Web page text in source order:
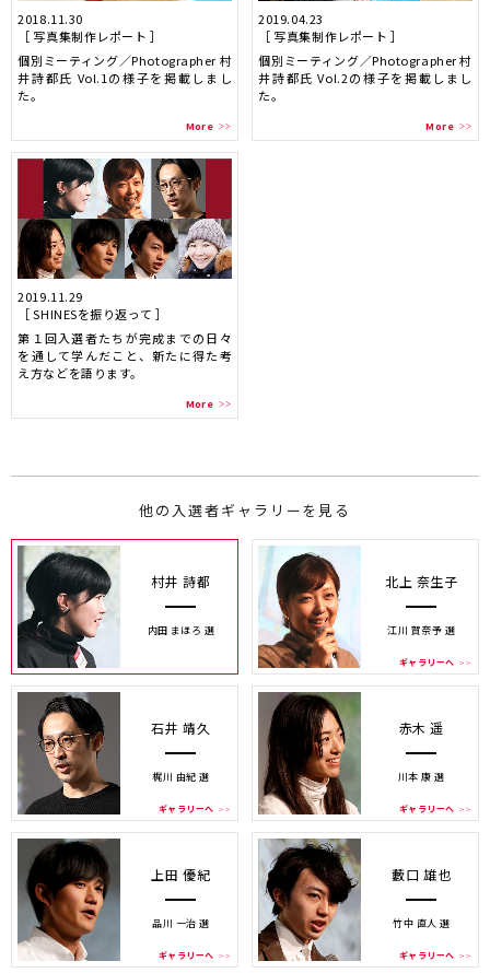
2019.11.29
［ SHINESを振り返って ］
第１回入選者たちが完成までの日々
を通して学んだこと、新たに得た考
え方などを語ります。
More
2019.04.23
［ 写真集制作レポート ］
個別ミーティング／Photographer 村
井詩都氏 Vol.2の様子を掲載しまし
た。
More
2018.11.30
［ 写真集制作レポート ］
個別ミーティング／Photographer 村
井詩都氏 Vol.1の様子を掲載しまし
た。
More
他の入選者ギャラリーを見る
村井 詩都
内田 まほろ 選
北上 奈生子
江川 賀奈予 選
ギャラリーへ
石井 靖久
梶川 由紀 選
ギャラリーへ
赤木 遥
川本 康 選
ギャラリーへ
上田 優紀
品川 一治 選
ギャラリーへ
藪口 雄也
竹中 直人 選
ギャラリーへ